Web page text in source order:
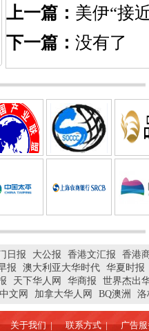
上一篇： 美伊“接
下一篇： 没有了
日报 大公报 香港文汇报
香港
报 澳大利亚大华时代 华夏时报
天下华人网 华商报
世界杰出
文网 加拿大华人网 BQ澳洲 洛
关于我们 | 联系方式 | 广告